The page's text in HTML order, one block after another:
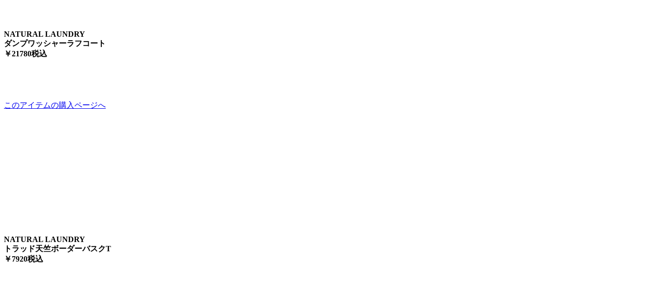
NATURAL LAUNDRY
ダンプワッシャーラフコート
￥21780税込
このアイテムの購入ページへ
NATURAL LAUNDRY
トラッド天竺ボーダーバスクT
￥7920税込